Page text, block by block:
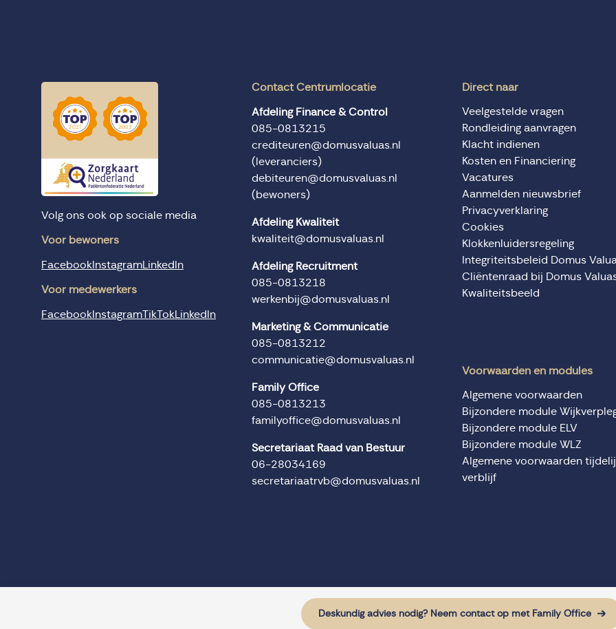
Deskundig advies nodig? Neem contact op met Family Office
Volg ons ook op sociale media
Voor bewoners
Facebook Instagram LinkedIn
Voor medewerkers
Facebook InstagramTikTok LinkedIn
Contact Centrumlocatie
Afdeling Finance & Control
085-0813215
crediteuren@domusvaluas.nl
(leveranciers)
debiteuren@domusvaluas.nl
(bewoners)
Afdeling Kwaliteit
kwaliteit@domusvaluas.nl
Afdeling Recruitment
085-0813218
werkenbij@domusvaluas.nl
Marketing & Communicatie
085-0813212
communicatie@domusvaluas.nl
Family Office
085-0813213
familyoffice@domusvaluas.nl
Secretariaat Raad van Bestuur
06-28034169
secretariaatrvb@domusvaluas.nl
Direct naar
Veelgestelde vragen
Rondleiding aanvragen
Klacht indienen
Kosten en Financiering
Vacatures
Aanmelden nieuwsbrief
Privacyverklaring
Cookies
Klokkenluidersregeling
Integriteitsbeleid Domus
Cliëntenraad bij Domus
Kwaliteitsbeeld
Voorwaarden en modules
Algemene voorwaarden
Bijzondere module
Bijzondere module ELV
Bijzondere module WLZ
Algemene voorwaarden
verblijf